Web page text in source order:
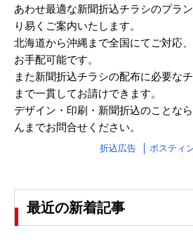
2023/11
2023/10
2023/09
2023/08
2023/07
2023/04
あわせ最適な新聞折込チラシのプラ
り易くご案内いたします。
北海道から沖縄まで全国にてご対応
お手配可能です。
また新聞折込チラシの配布に必要な
まで一貫してお請けできます。
デザイン・印刷・新聞折込のことな
んまでお問合せください。
折込広告 ポスティ
最近の新着記事